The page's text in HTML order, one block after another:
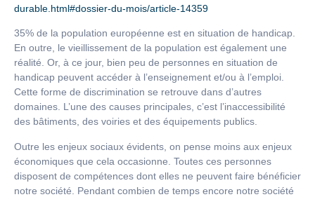
durable.html#dossier-du-mois/article-14359
35% de la population européenne est en situation de handicap.
En outre, le vieillissement de la population est également une
réalité. Or, à ce jour, bien peu de personnes en situation de
handicap peuvent accéder à l’enseignement et/ou à l’emploi.
Cette forme de discrimination se retrouve dans d’autres
domaines. L’une des causes principales, c’est l’inaccessibilité
des bâtiments, des voiries et des équipements publics.
Outre les enjeux sociaux évidents, on pense moins aux enjeux
économiques que cela occasionne. Toutes ces personnes
disposent de compétences dont elles ne peuvent faire bénéficier
notre société. Pendant combien de temps encore notre société